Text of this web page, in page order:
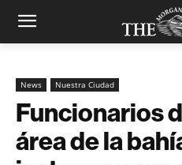
News Nuestra Ciudad
Funcionarios
área de la